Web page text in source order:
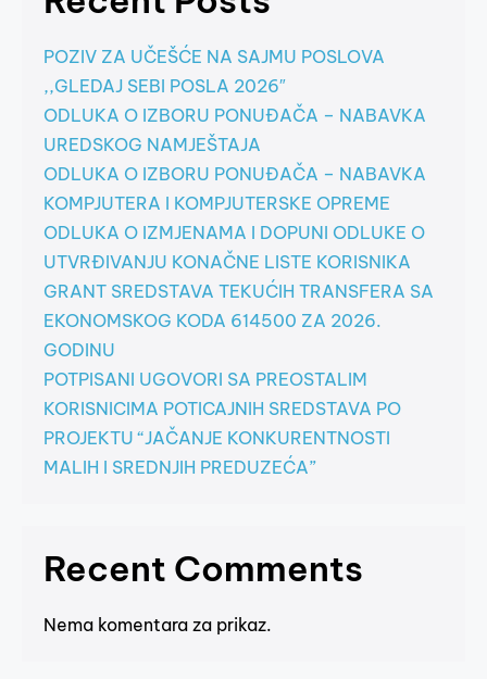
POZIV ZA UČEŠĆE NA SAJMU POSLOVA
,,GLEDAJ SEBI POSLA 2026″
ODLUKA O IZBORU PONUĐAČA – NABAVKA
UREDSKOG NAMJEŠTAJA
ODLUKA O IZBORU PONUĐAČA – NABAVKA
KOMPJUTERA I KOMPJUTERSKE OPREME
ODLUKA O IZMJENAMA I DOPUNI ODLUKE O
UTVRĐIVANJU KONAČNE LISTE KORISNIKA
GRANT SREDSTAVA TEKUĆIH TRANSFERA SA
EKONOMSKOG KODA 614500 ZA 2026.
GODINU
POTPISANI UGOVORI SA PREOSTALIM
KORISNICIMA POTICAJNIH SREDSTAVA PO
PROJEKTU “JAČANJE KONKURENTNOSTI
MALIH I SREDNJIH PREDUZEĆA”
Recent Comments
Nema komentara za prikaz.